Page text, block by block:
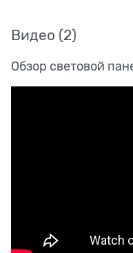
Видео (2)
Обзор световой